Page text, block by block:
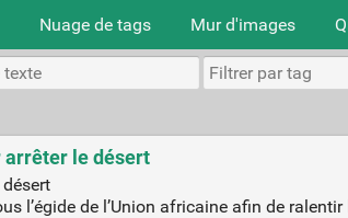
Nuage de tags Mur d'images
arrêter le désert
l’égide de l’Union africaine afin de